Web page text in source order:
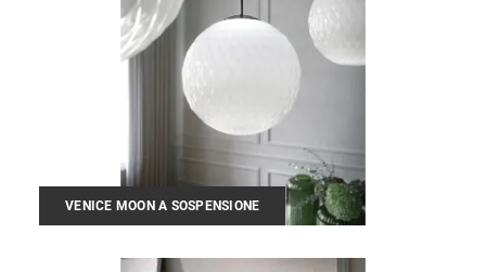
VENICE MOON A SOSPENSIONE